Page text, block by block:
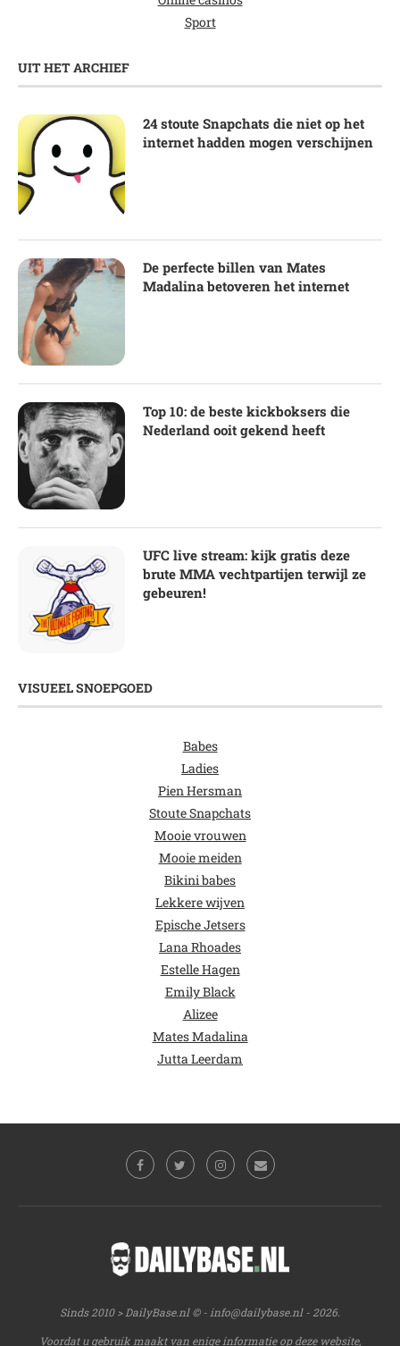
Sport
UIT HET ARCHIEF
24 stoute Snapchats die niet op het
internet hadden mogen verschijnen
De perfecte billen van Mates
Madalina betoveren het internet
Top 10: de beste kickboksers die
Nederland ooit gekend heeft
UFC live stream: kijk gratis deze
brute MMA vechtpartijen terwijl ze
gebeuren!
VISUEEL SNOEPGOED
Babes
Ladies
Pien Hersman
Stoute Snapchats
Mooie vrouwen
Mooie meiden
Bikini babes
Lekkere wijven
Epische Jetsers
Lana Rhoades
Estelle Hagen
Emily Black
Alizee
Mates Madalina
Jutta Leerdam
Sinds 2010 > DailyBase.nl © - info@dailybase.nl- 2026.
Voordat u gebruik maakt van enige informatie op deze website,